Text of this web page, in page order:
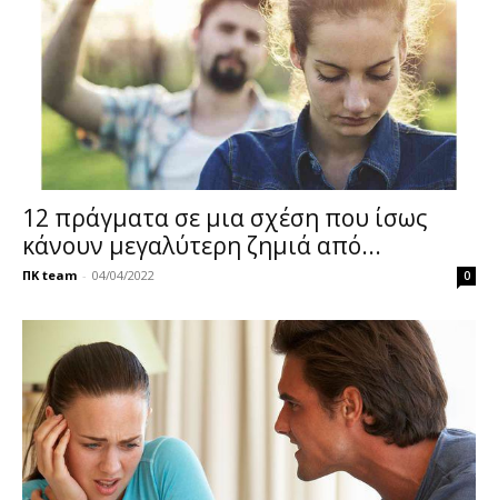
12 πράγματα σε μια σχέση που ίσως
κάνουν μεγαλύτερη ζημιά από...
ΠΚ team - 04/04/2022 0